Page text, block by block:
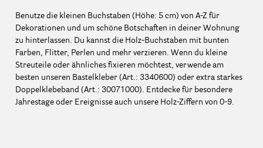
Benutze die kleinen Buchstaben (Höhe: 5 cm) von A-Z für
Dekorationen und um schöne Botschaften in deiner Wohnung
zu hinterlassen. Du kannst die Holz-Buchstaben mit bunten
Farben, Flitter, Perlen und mehr verzieren. Wenn du kleine
Streuteile oder ähnliches fixieren möchtest, verwende am
besten unseren Bastelkleber (Art.: 3340600) oder extra starkes
Doppelklebeband (Art.: 30071000). Entdecke für besondere
Jahrestage oder Ereignisse auch unsere Holz-Ziffern von 0-9.